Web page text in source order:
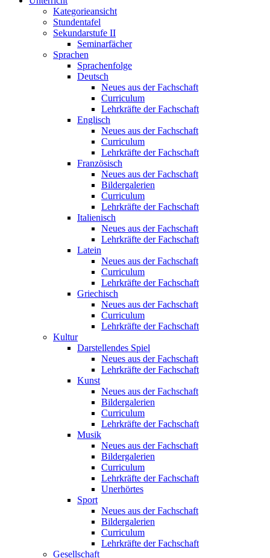
Kategorieansicht
Stundentafel
Sekundarstufe II
Seminarfächer
Sprachen
Sprachenfolge
Deutsch
Neues aus der Fachschaft
Curriculum
Lehrkräfte der Fachschaft
Englisch
Neues aus der Fachschaft
Curriculum
Lehrkräfte der Fachschaft
Französisch
Neues aus der Fachschaft
Bildergalerien
Curriculum
Lehrkräfte der Fachschaft
Italienisch
Neues aus der Fachschaft
Lehrkräfte der Fachschaft
Latein
Neues aus der Fachschaft
Curriculum
Lehrkräfte der Fachschaft
Griechisch
Neues aus der Fachschaft
Curriculum
Lehrkräfte der Fachschaft
Kultur
Darstellendes Spiel
Neues aus der Fachschaft
Lehrkräfte der Fachschaft
Kunst
Neues aus der Fachschaft
Bildergalerien
Curriculum
Lehrkräfte der Fachschaft
Musik
Neues aus der Fachschaft
Bildergalerien
Curriculum
Lehrkräfte der Fachschaft
Unerhörtes
Sport
Neues aus der Fachschaft
Bildergalerien
Curriculum
Lehrkräfte der Fachschaft
Gesellschaft